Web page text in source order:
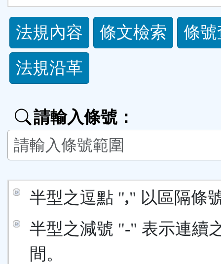
法
規
功
按
鈕
法規內容 條文檢索
條
法規沿革
請輸入條號：
半型之逗點 "," 以區隔條
半型之減號 "-" 表示連續
間。